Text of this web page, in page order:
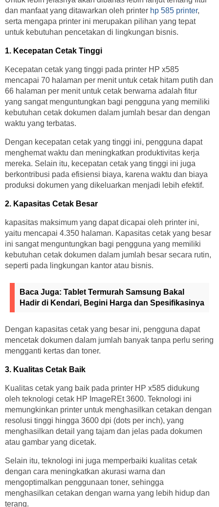
dan manfaat yang ditawarkan oleh printer hp 585 printer,
serta mengapa printer ini merupakan pilihan yang tepat
untuk kebutuhan pencetakan di lingkungan bisnis.
1. Kecepatan Cetak Tinggi
Kecepatan cetak yang tinggi pada printer HP x585
mencapai 70 halaman per menit untuk cetak hitam putih dan
66 halaman per menit untuk cetak berwarna adalah fitur
yang sangat menguntungkan bagi pengguna yang memiliki
kebutuhan cetak dokumen dalam jumlah besar dan dengan
waktu yang terbatas.
Dengan kecepatan cetak yang tinggi ini, pengguna dapat
menghemat waktu dan meningkatkan produktivitas kerja
mereka. Selain itu, kecepatan cetak yang tinggi ini juga
berkontribusi pada efisiensi biaya, karena waktu dan biaya
produksi dokumen yang dikeluarkan menjadi lebih efektif.
2. Kapasitas Cetak Besar
kapasitas maksimum yang dapat dicapai oleh printer ini,
yaitu mencapai 4.350 halaman. Kapasitas cetak yang besar
ini sangat menguntungkan bagi pengguna yang memiliki
kebutuhan cetak dokumen dalam jumlah besar secara rutin,
seperti pada lingkungan kantor atau bisnis.
Baca Juga: Tablet Termurah Samsung Bakal
Hadir di Kendari, Begini Harga dan Spesifikasinya
Dengan kapasitas cetak yang besar ini, pengguna dapat
mencetak dokumen dalam jumlah banyak tanpa perlu sering
mengganti kertas dan toner.
3. Kualitas Cetak Baik
Kualitas cetak yang baik pada printer HP x585 didukung
oleh teknologi cetak HP ImageREt 3600. Teknologi ini
memungkinkan printer untuk menghasilkan cetakan dengan
resolusi tinggi hingga 3600 dpi (dots per inch), yang
menghasilkan detail yang tajam dan jelas pada dokumen
atau gambar yang dicetak.
Selain itu, teknologi ini juga memperbaiki kualitas cetak
dengan cara meningkatkan akurasi warna dan
mengoptimalkan penggunaan toner, sehingga
menghasilkan cetakan dengan warna yang lebih hidup dan
terang.